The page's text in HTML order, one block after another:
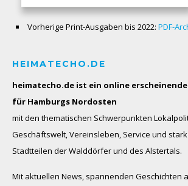
Vorherige Print-Ausgaben bis 2022: PDF-
HEIMATECHO.DE
heimatecho.de ist ein online
für Hamburgs Nordosten
mit den thematischen Schwerpunkten
Geschäftswelt, Vereinsleben, Service und
Stadtteilen der Walddörfer und des Alstertals.
Mit aktuellen News, spannenden Geschichten